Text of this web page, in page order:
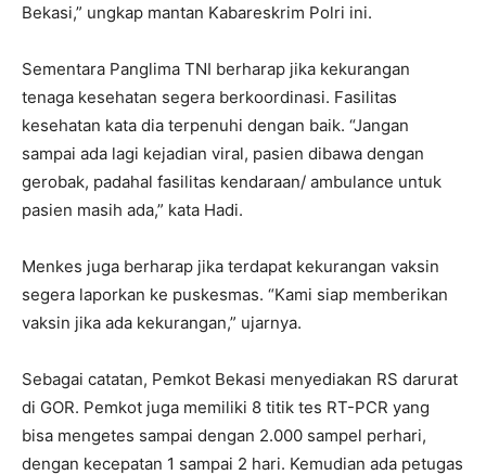
Bekasi,” ungkap mantan Kabareskrim Polri ini.
Sementara Panglima TNI berharap jika kekurangan
tenaga kesehatan segera berkoordinasi. Fasilitas
kesehatan kata dia terpenuhi dengan baik. “Jangan
sampai ada lagi kejadian viral, pasien dibawa dengan
gerobak, padahal fasilitas kendaraan/ ambulance untuk
pasien masih ada,” kata Hadi.
Menkes juga berharap jika terdapat kekurangan vaksin
segera laporkan ke puskesmas. “Kami siap memberikan
vaksin jika ada kekurangan,” ujarnya.
Sebagai catatan, Pemkot Bekasi menyediakan RS darurat
di GOR. Pemkot juga memiliki 8 titik tes RT-PCR yang
bisa mengetes sampai dengan 2.000 sampel perhari,
dengan kecepatan 1 sampai 2 hari. Kemudian ada petugas